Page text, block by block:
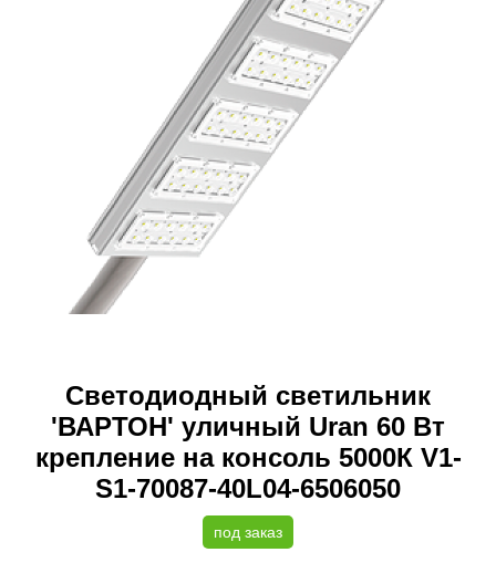
Светодиодный светильник
'ВАРТОН' уличный Uran 60 Вт
крепление на консоль 5000К V1-
S1-70087-40L04-6506050
под заказ